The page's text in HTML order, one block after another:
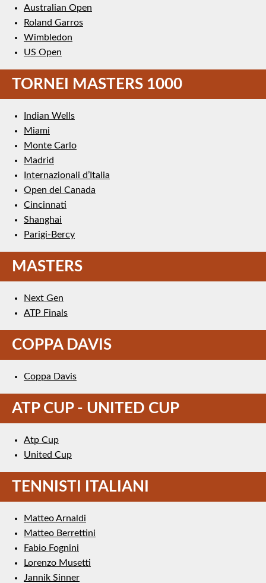
Australian Open
Roland Garros
Wimbledon
US Open
TORNEI MASTERS 1000
Indian Wells
Miami
Monte Carlo
Madrid
Internazionali d’Italia
Open del Canada
Cincinnati
Shanghai
Parigi-Bercy
MASTERS
Next Gen
ATP Finals
COPPA DAVIS
Coppa Davis
ATP CUP - UNITED CUP
Atp Cup
United Cup
TENNISTI ITALIANI
Matteo Arnaldi
Matteo Berrettini
Fabio Fognini
Lorenzo Musetti
Jannik Sinner